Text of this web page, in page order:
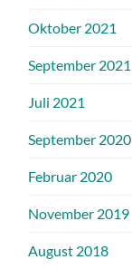
Oktober 2021
September 2021
Juli 2021
September 2020
Februar 2020
November 2019
August 2018